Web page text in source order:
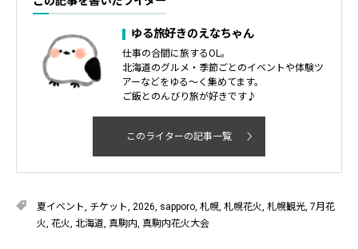
ゆる旅好きのえなちゃん
仕事の合間に旅するOL。
北海道のグルメ・季節ごとのイベントや体験ツ
アーなどをゆる〜く集めてます。
ご飯とのんびり旅が好きです♪
このライターの記事一覧
夏イベント チケット 2026 sapporo 札幌 札幌花火 札幌観光 7月花
火 花火 北海道 真駒内 真駒内花火大会